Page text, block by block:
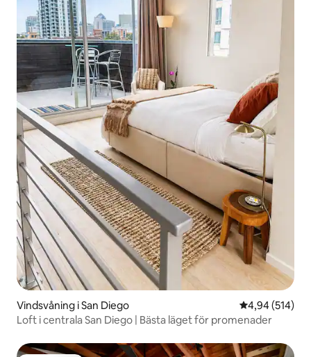
Vindsvåning i San Diego 4,94 av 5 i
4,94 (514)
Loft i centrala San Diego | Bästa läget för promenader